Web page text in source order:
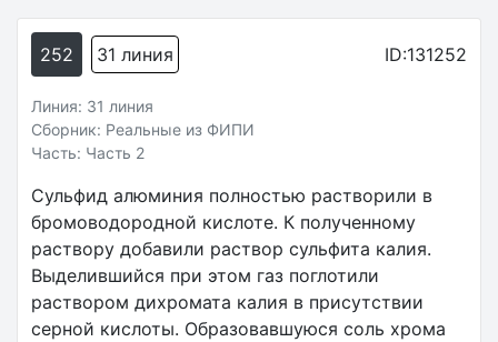
252 31 линия ID:131252
Линия: 31 линия
Сборник: Реальные из ФИПИ
Часть: Часть 2
Сульфид алюминия полностью растворили в
бромоводородной кислоте. К полученному
раствору добавили раствор сульфита калия.
Выделившийся при этом газ поглотили
раствором дихромата калия в присутствии
серной кислоты. Образовавшуюся соль хрома